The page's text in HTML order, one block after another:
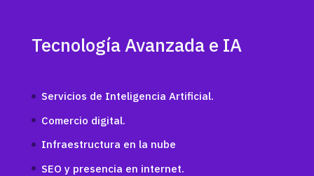
Tecnología Avanzada e IA
Servicios de Inteligencia Artificial.
Comercio digital.
Infraestructura en la nube
SEO y presencia en internet.